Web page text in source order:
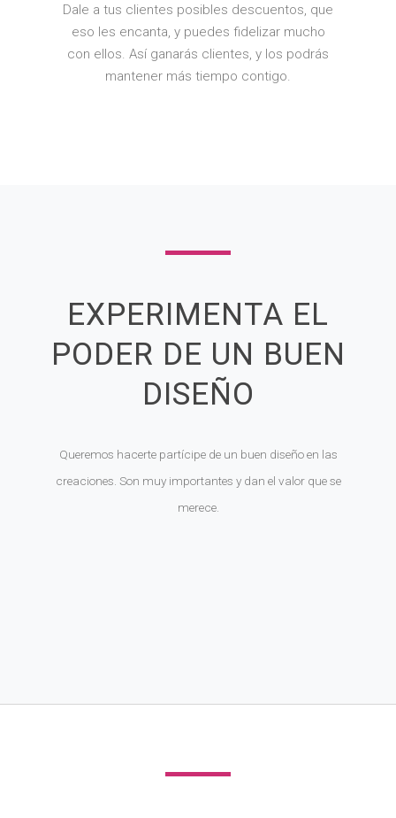
Dale a tus clientes posibles descuentos, que
eso les encanta, y puedes fidelizar mucho
con ellos. Así ganarás clientes, y los podrás
mantener más tiempo contigo.
EXPERIMENTA EL
PODER DE UN BUEN
DISEÑO
Queremos hacerte partícipe de un buen diseño en las
creaciones. Son muy importantes y dan el valor que se
merece.